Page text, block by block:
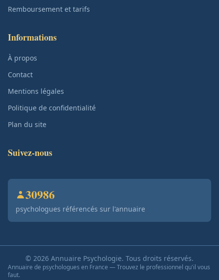
Remboursement et tarifs
Informations
À propos
Contact
Mentions légales
Politique de confidentialité
Plan du site
Suivez-nous
30986
psychologues référencés sur l'annuaire
© 2026 Annuaire Psychologie. Tous droits réservés.
Annuaire de psychologues en France — Trouvez le professionnel qu'il vous
faut.